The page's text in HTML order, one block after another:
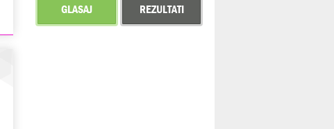
GLASAJ REZULTATI